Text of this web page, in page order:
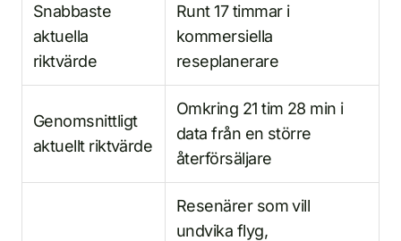
Snabbaste
aktuella
riktvärde
Runt 17 timmar i
kommersiella
reseplanerare
Genomsnittligt
aktuellt riktvärde
Omkring 21 tim 28 min i
data från en större
återförsäljare
Resenärer som vill
undvika flyg,